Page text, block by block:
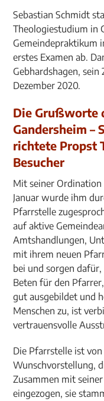
Sebastian Schmidt
Theologiestudium in
Gemeindepraktikum
erstes Examen ab.
Gebhardshagen, sein
Dezember 2020.
Die Grußworte
Gandersheim –
richtete Propst
Besucher
Mit seiner Ordination
Januar wurde ihm
Pfarrstelle
auf aktive
Amtshandlungen,
mit ihrem neuen
bei und sorgen
Beten für den
gut ausgebildet und
Menschen zu, ist
vertrauensvolle
Die Pfarrstelle ist
Wunschvorstellung,
Zusammen mit
eingezogen, sie